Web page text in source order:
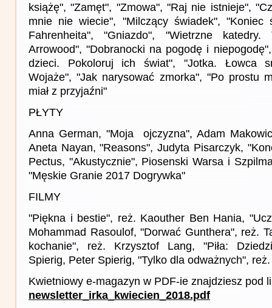
książę", "Zamęt", "Zmowa", "Raj nie istnieje",
mnie nie wiecie", "Milczący świadek", "Koniec
Fahrenheita", "Gniazdo", "Wietrzne
Arrowood", "Dobranocki na pogodę i
dzieci. Pokoloruj ich świat", "Jotka. Łowca
Wojaże", "Jak narysować zmorka", "Po prostu
miał z przyjaźni"
PŁYTY
Anna German, "Moja ojczyzna", Adam
Aneta Nayan, "Reasons", Judyta Pisarczyk,
Pectus, "Akustycznie", Piosenski Warsa i
"Męskie Granie 2017 Dogrywka"
FILMY
"Piękna i bestie", reż. Kaouther Ben Hania,
Mohammad Rasoulof, "Dorwać Gunthera", reż.
kochanie", reż. Krzysztof Lang, "Piła:
Spierig, Peter Spierig, "Tylko dla odważnych",
Kwietniowy e-magazyn w PDF-ie znajdziesz pod
newsletter_irka_kwiecien_2018.pdf